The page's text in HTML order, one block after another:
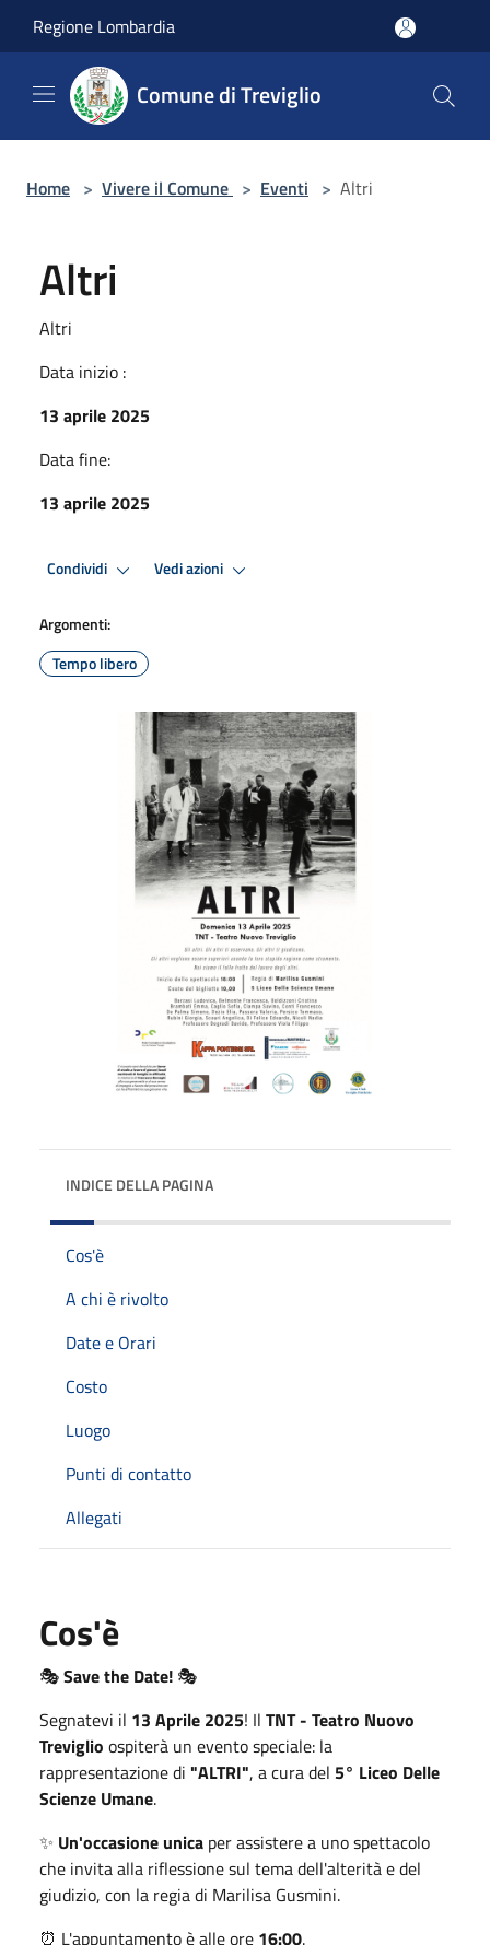
Regione Lombardia
Comune di Treviglio
Home > Vivere il Comune > Eventi > Altri
Altri
Altri
Data inizio :
13 aprile 2025
Data fine:
13 aprile 2025
Condividi Vedi azioni
Argomenti:
Tempo libero
INDICE DELLA PAGINA
Cos'è
A chi è rivolto
Date e Orari
Costo
Luogo
Punti di contatto
Allegati
Cos'è
🎭Save the Date! 🎭
Segnatevi il 13 Aprile 2025! Il TNT - Teatro Nuovo
Treviglio ospiterà un evento speciale: la
rappresentazione di "ALTRI", a cura del 5° Liceo Delle
Scienze Umane.
✨ Un'occasione unica per assistere a uno spettacolo
che invita alla riflessione sul tema dell'alterità e del
giudizio, con la regia di Marilisa Gusmini.
⏰ L'appuntamento è alle ore 16:00.